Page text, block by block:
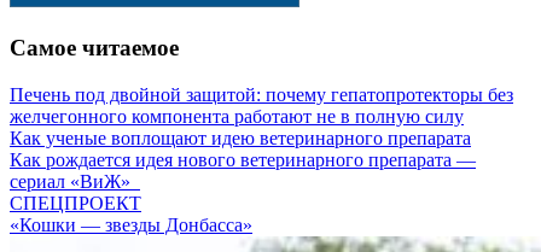
Самое читаемое
Печень под двойной защитой: почему гепатопротекторы без
желчегонного компонента работают не в полную силу
Как ученые воплощают идею ветеринарного препарата
Как рождается идея нового ветеринарного препарата —
сериал «ВиЖ»
СПЕЦПРОЕКТ
«Кошки — звезды Донбасса»